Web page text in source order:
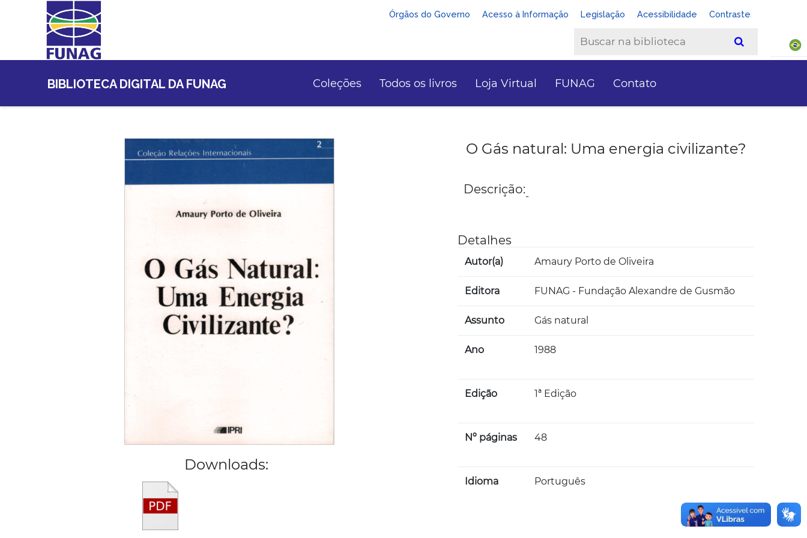
Órgãos do Governo Acesso à Informação Legislação Acessibilidade Contraste
BIBLIOTECA DIGITAL DA FUNAG Coleções Todos os livros Loja Virtual FUNAG Contato
Downloads:
O Gás natural: Uma energia civilizante?
Descrição:-
Detalhes
Autor(a) Amaury Porto de Oliveira
Editora FUNAG - Fundação Alexandre de Gusmão
Assunto Gás natural
Ano 1988
Edição 1ª Edição
Nº páginas 48
Idioma Português